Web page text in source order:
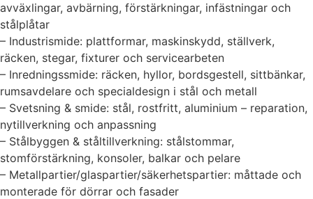
avväxlingar, avbärning, förstärkningar, infästningar och
stålplåtar
– Industrismide: plattformar, maskinskydd, ställverk,
räcken, stegar, fixturer och servicearbeten
– Inredningssmide: räcken, hyllor, bordsgestell, sittbänkar,
rumsavdelare och specialdesign i stål och metall
– Svetsning & smide: stål, rostfritt, aluminium – reparation,
nytillverkning och anpassning
– Stålbyggen & ståltillverkning: stålstommar,
stomförstärkning, konsoler, balkar och pelare
– Metallpartier/glaspartier/säkerhetspartier: måttade och
monterade för dörrar och fasader